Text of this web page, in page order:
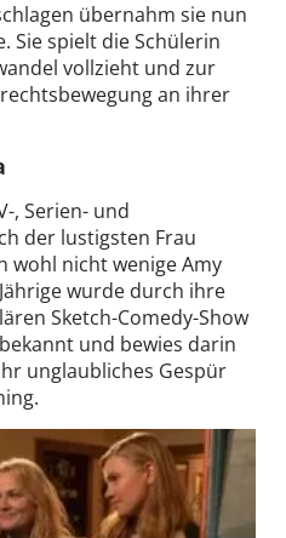
übernahm sie nun
Sie spielt die Schülerin
vollzieht und zur
an ihrer
, Serien- und
der lustigsten Frau
wohl nicht wenige Amy
wurde durch ihre
Sketch-Comedy-Show
und bewies darin
unglaubliches Gespür